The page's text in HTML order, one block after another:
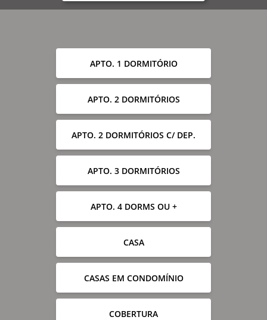
APTO. 1 DORMITÓRIO
APTO. 2 DORMITÓRIOS
APTO. 2 DORMITÓRIOS C/ DEP.
APTO. 3 DORMITÓRIOS
APTO. 4 DORMS OU +
CASA
CASAS EM CONDOMÍNIO
COBERTURA